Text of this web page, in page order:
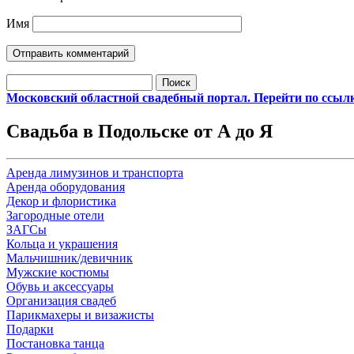
Имя
Московский областной свадебный портал. Перейти по
Свадьба в Подольске от А до Я
Аренда лимузинов и транспорта
Аренда оборудования
Декор и флористика
Загородные отели
ЗАГСы
Кольца и украшения
Мальчишник/девичник
Мужские костюмы
Обувь и аксессуары
Организация свадеб
Парикмахеры и визажисты
Подарки
Постановка танца